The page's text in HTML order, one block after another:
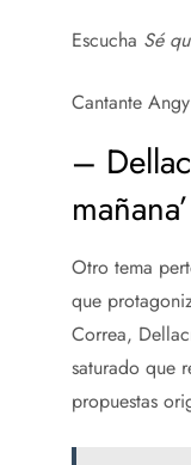
Escucha Sé
Cantante
–
mañana’
Otro tema
que
Correa,
saturado que
propuestas